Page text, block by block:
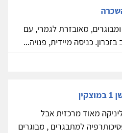
מאובזרת לגמרי, עם
כניסה מיידית, פנויה...
מאוד מרכזית אבל
למתבגרים , מבוגרים